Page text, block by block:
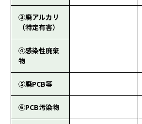
③廃アルカリ
（特定有害）
④感染性廃棄
物
⑤廃PCB等
⑥PCB汚染物